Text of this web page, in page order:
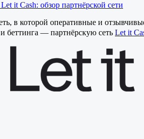
it Cash: обзор партнёрской сети
в которой оперативные и
беттинга — партнёрскую сеть Let it